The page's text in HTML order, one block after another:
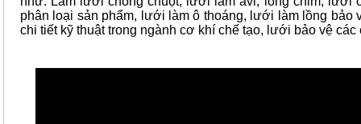
phân loại sản phẩm, lưới làm ô thoáng, lưới làm lồng bảo
chi tiết kỹ thuật trong ngành cơ khí chế tạo, lưới bảo vệ các